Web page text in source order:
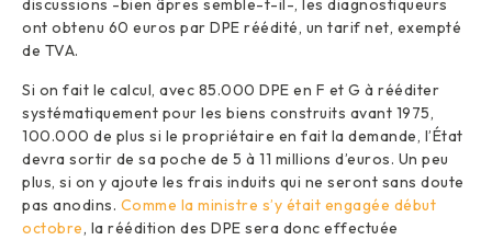
discussions -bien âpres semble-t-il-, les diagnostiqueurs
ont obtenu 60 euros par DPE réédité, un tarif net, exempté
de TVA.
Si on fait le calcul, avec 85.000 DPE en F et G à rééditer
systématiquement pour les biens construits avant 1975,
100.000 de plus si le propriétaire en fait la demande, l’État
devra sortir de sa poche de 5 à 11 millions d’euros. Un peu
plus, si on y ajoute les frais induits qui ne seront sans doute
pas anodins. Comme la ministre s’y était engagée début
octobre, la réédition des DPE sera donc effectuée